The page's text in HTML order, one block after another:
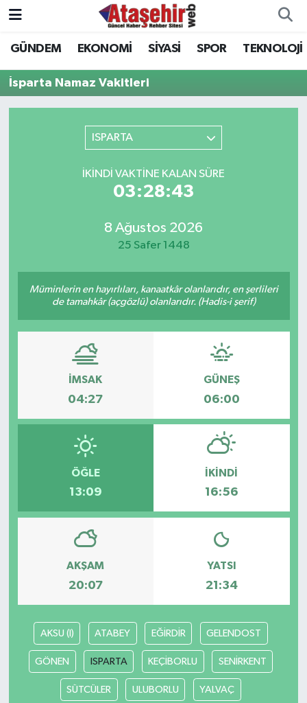
GÜNDEM EKONOMİ SİYASİ SPOR TEKNOLOJİ
İsparta Namaz Vakitleri
ISPARTA
İKINDI VAKTINE KALAN SÜRE
03:28:43
8 Ağustos 2026
25 Safer 1448
Müminlerin en hayırlıları, kanaatkâr olanlarıdır, en şerlileri
de tamahkâr (açgözlü) olanlarıdır. (Hadis-i şerif)
İMSAK
04:27
GÜNEŞ
06:00
ÖĞLE
13:09
İKINDI
16:56
AKŞAM
20:07
YATSI
21:34
AKSU (I) ATABEY EĞİRDİR GELENDOST
GÖNEN ISPARTA KEÇİBORLU SENİRKENT
SÜTCÜLER ULUBORLU YALVAÇ
Hava Durumu
Trafik Durumu
Son Dakika Haberleri